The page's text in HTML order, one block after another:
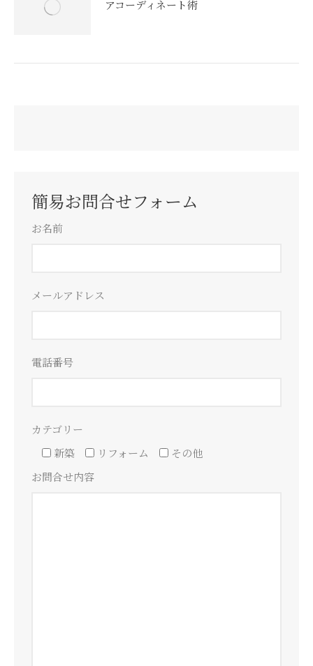
アコーディネート術
簡易お問合せフォーム
お名前
メールアドレス
電話番号
カテゴリー
新築
リフォーム
その他
お問合せ内容